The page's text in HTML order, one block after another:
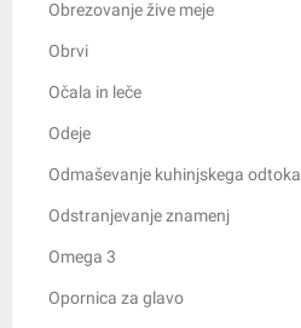
Obrezovanje žive meje
Obrvi
Očala in leče
Odeje
Odmaševanje kuhinjskega odtoka
Odstranjevanje znamenj
Omega 3
Opornica za glavo